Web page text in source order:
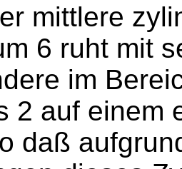
mittlere
6 ruht mit
im
2 auf einem
daß